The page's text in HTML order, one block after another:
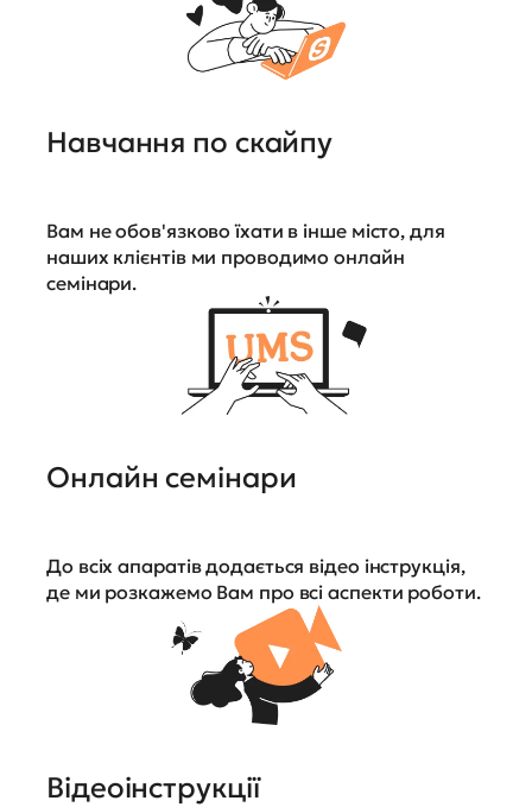
Навчання по скайпу
Вам не обов'язково їхати в інше місто, для
наших клієнтів ми проводимо онлайн
семінари.
Онлайн семінари
До всіх апаратів додається відео інструкція,
де ми розкажемо Вам про всі аспекти роботи.
Відеоінструкції